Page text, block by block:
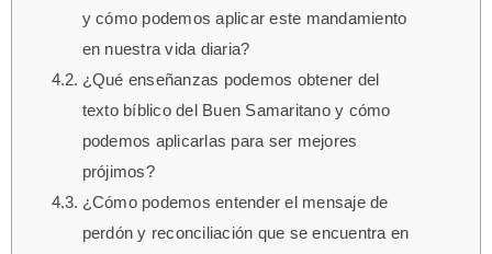
y cómo podemos aplicar este mandamiento
en nuestra vida diaria?
¿Qué enseñanzas podemos obtener del
texto bíblico del Buen Samaritano y cómo
podemos aplicarlas para ser mejores
prójimos?
¿Cómo podemos entender el mensaje de
perdón y reconciliación que se encuentra en